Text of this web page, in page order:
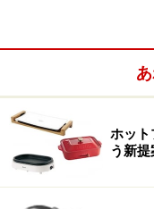
ホット
う新提